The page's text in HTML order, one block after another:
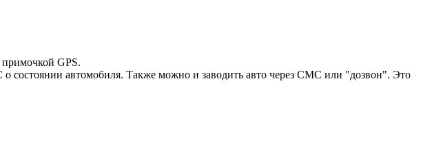
примочкой GPS.
состоянии автомобиля. Также можно и заводить авто через СМС или "дозвон". Это